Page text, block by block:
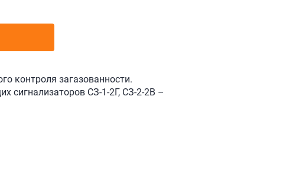
контроля загазованности.
сигнализаторов СЗ-1-2Г, СЗ-2-2В –